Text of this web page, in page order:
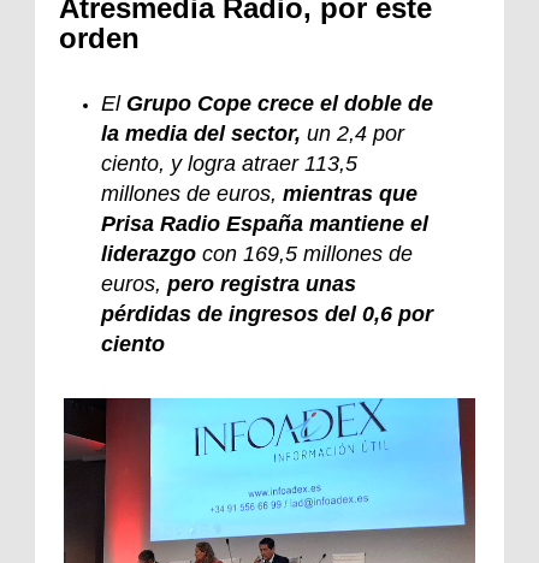
Atresmedia Radio, por este
orden
El Grupo Cope crece el doble de
la media del sector, un 2,4 por
ciento, y logra atraer 113,5
millones de euros, mientras que
Prisa Radio España mantiene el
liderazgo con 169,5 millones de
euros, pero registra unas
pérdidas de ingresos del 0,6 por
ciento